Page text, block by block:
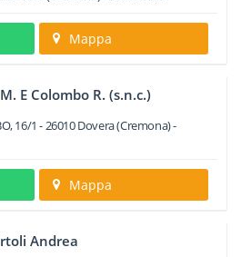
Mappa
E Colombo R. (s.n.c.)
16/1 -26010Dovera(Cremona) -
Mappa
Andrea